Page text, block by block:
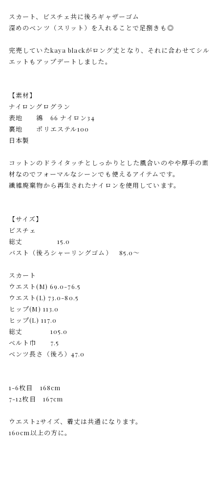
スカート、ビスチェ共に後ろギャザーゴム
深めのベンツ（スリット）を入れることで足捌きも◎
完売していたkaya blackがロング丈となり、それに合わせてシル
エットもアップデートしました。
【素材】
ナイロングログラン
表地 綿 66 ナイロン34
裏地 ポリエステル100
日本製
コットンのドライタッチとしっかりとした風合いのやや厚手の素
材なのでフォーマルなシーンでも使えるアイテムです。
繊維廃棄物から再生されたナイロンを使用しています。
【サイズ】
ビスチェ
総丈 15.0
バスト（後ろシャーリングゴム） 85.0〜
スカート
ウエスト(M) 69.0-76.5
ウエスト(L) 73.0-80.5
ヒップ(M) 113.0
ヒップ(L) 117.0
総丈 105.0
ベルト巾 7.5
ベンツ長さ（後ろ）47.0
1-6枚目 168cm
7-12枚目 167cm
ウエスト2サイズ、着丈は共通になります。
160cm以上の方に。